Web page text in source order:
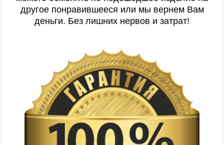
другое понравившееся или мы вернем Вам
деньги. Без лишних нервов и затрат!